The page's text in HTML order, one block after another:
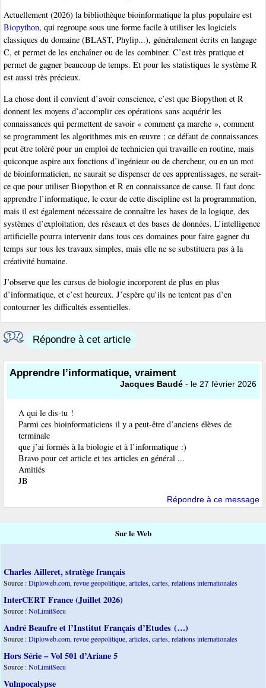
Actuellement (2026) la bibliothèque bioinformatique la plus populaire est
Biopython, qui regroupe sous une forme facile à utiliser les logiciels
classiques du domaine (BLAST, Phylip...), généralement écrits en langage
C, et permet de les enchaîner ou de les combiner. C’est très pratique et
permet de gagner beaucoup de temps. Et pour les statistiques le système R
est aussi très précieux.
La chose dont il convient d’avoir conscience, c’est que Biopython et R
donnent les moyens d’accomplir ces opérations sans acquérir les
connaissances qui permettent de savoir « comment ça marche », comment
se programment les algorithmes mis en œuvre ; ce défaut de connaissances
peut être toléré pour un emploi de technicien qui travaille en routine, mais
quiconque aspire aux fonctions d’ingénieur ou de chercheur, ou en un mot
de bioinformaticien, ne saurait se dispenser de ces apprentissages, ne serait-
ce que pour utiliser Biopython et R en connaissance de cause. Il faut donc
apprendre l’informatique, le cœur de cette discipline est la programmation,
mais il est également nécessaire de connaître les bases de la logique, des
systèmes d’exploitation, des réseaux et des bases de données. L’intelligence
artificielle pourra intervenir dans tous ces domaines pour faire gagner du
temps sur tous les travaux simples, mais elle ne se substituera pas à la
créativité humaine.
J’observe que les cursus de biologie incorporent de plus en plus
d’informatique, et c’est heureux. J’espère qu’ils ne tentent pas d’en
contourner les difficultés essentielles.
Répondre à cet article
Apprendre l’informatique, vraiment
Jacques Baudé - le 27 février 2026
A qui le dis-tu !
Parmi ces bioinformaticiens il y a peut-être d’anciens élèves de
terminale
que j’ai formés à la biologie et à l’informatique :)
Bravo pour cet article et tes articles en général ...
Amitiés
JB
Répondre à ce message
Sur le Web
Charles Ailleret, stratège français
Source :Diploweb.com, revue geopolitique, articles, cartes, relations internationales
InterCERT France (Juillet 2026)
Source :NoLimitSecu
André Beaufre et l’Institut Français d’Etudes (…)
Source :Diploweb.com, revue geopolitique, articles, cartes, relations internationales
Hors Série – Vol 501 d’Ariane 5
Source :NoLimitSecu
Vulnpocalypse